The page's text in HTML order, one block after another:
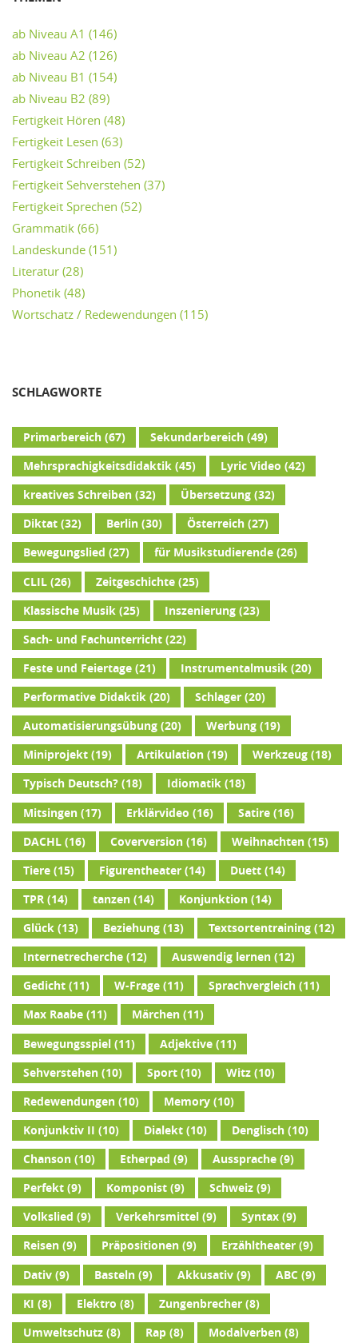
ab Niveau A1 (146)
ab Niveau A2 (126)
ab Niveau B1 (154)
ab Niveau B2 (89)
Fertigkeit Hören (48)
Fertigkeit Lesen (63)
Fertigkeit Schreiben (52)
Fertigkeit Sehverstehen (37)
Fertigkeit Sprechen (52)
Grammatik (66)
Landeskunde (151)
Literatur (28)
Phonetik (48)
Wortschatz / Redewendungen (115)
SCHLAGWORTE
Primarbereich(67) Sekundarbereich(49)
Mehrsprachigkeitsdidaktik(45) Lyric Video (42)
kreatives Schreiben(32) Übersetzung(32)
Diktat(32) Berlin(30) Österreich(27)
Bewegungslied (27) für Musikstudierende(26)
CLIL(26) Zeitgeschichte(25)
Klassische Musik(25) Inszenierung(23)
Sach- und Fachunterricht(22)
Feste und Feiertage(21) Instrumentalmusik(20)
Performative Didaktik(20) Schlager(20)
Automatisierungsübung(20) Werbung(19)
Miniprojekt(19) Artikulation(19) Werkzeug(18)
Typisch Deutsch?(18) Idiomatik(18)
Mitsingen(17) Erklärvideo (16) Satire(16)
DACHL(16) Coverversion(16) Weihnachten(15)
Tiere(15) Figurentheater(14) Duett(14)
TPR(14) tanzen(14) Konjunktion(14)
Glück(13) Beziehung(13) Textsortentraining(12)
Internetrecherche(12) Auswendig lernen(12)
Gedicht(11) W-Frage(11) Sprachvergleich(11)
Max Raabe(11) Märchen(11)
Bewegungsspiel(11) Adjektive(11)
Sehverstehen(10) Sport(10) Witz(10)
Redewendungen(10) Memory(10)
Konjunktiv II (10) Dialekt(10) Denglisch(10)
Chanson(10) Etherpad (9) Aussprache(9)
Perfekt(9) Komponist(9) Schweiz(9)
Volkslied (9) Verkehrsmittel (9) Syntax(9)
Reisen(9) Präpositionen(9) Erzähltheater(9)
Dativ(9) Basteln(9) Akkusativ(9) ABC (9)
KI (8) Elektro (8) Zungenbrecher(8)
Umweltschutz(8) Rap(8) Modalverben(8)